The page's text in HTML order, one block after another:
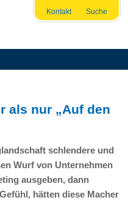
Kontakt Suche
als nur „Auf den
schlendere und
Wurf von Unternehmen
ausgeben, dann
hätten diese Macher